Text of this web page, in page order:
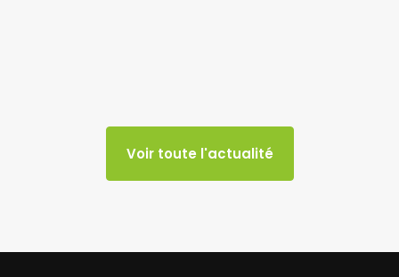
Voir toute l'actualité